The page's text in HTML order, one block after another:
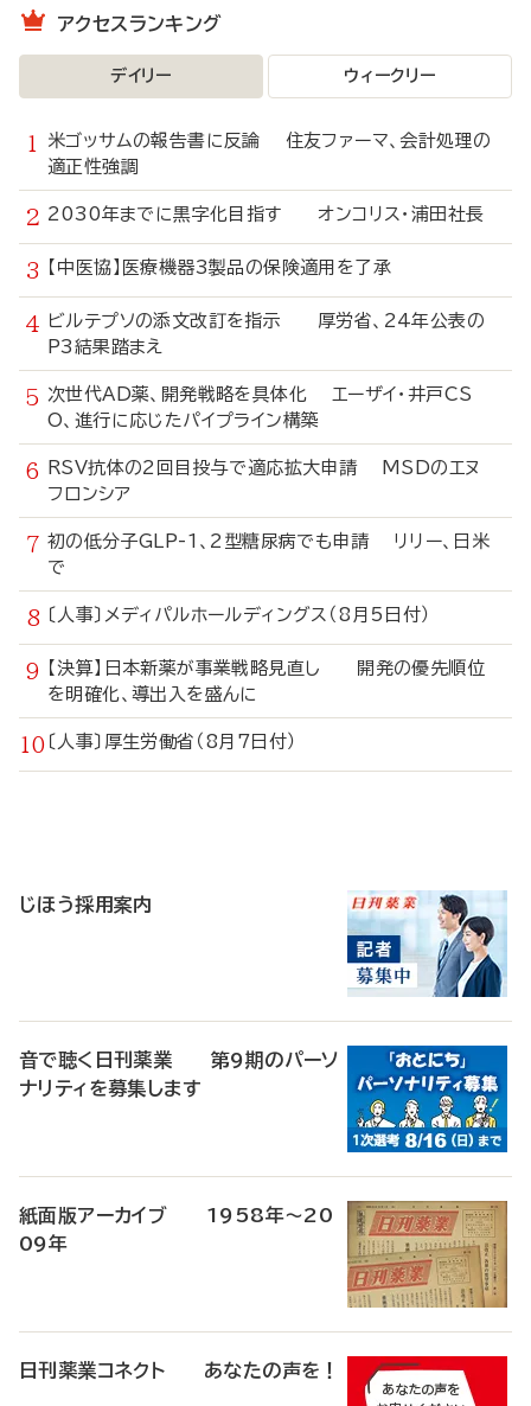
アクセスランキング
デイリー ウィークリー
米ゴッサムの報告書に反論 住友ファーマ、会計処理の
適正性強調
2030年までに黒字化目指す オンコリス・浦田社長
【中医協】医療機器3製品の保険適用を了承
ビルテプソの添文改訂を指示 厚労省、24年公表の
P3結果踏まえ
次世代AD薬、開発戦略を具体化 エーザイ・井戸CS
O、進行に応じたパイプライン構築
RSV抗体の2回目投与で適応拡大申請 MSDのエヌ
フロンシア
初の低分子GLP-1、2型糖尿病でも申請 リリー、日米
で
〔人事〕メディパルホールディングス（8月5日付）
【決算】日本新薬が事業戦略見直し 開発の優先順位
を明確化、導出入を盛んに
〔人事〕厚生労働省（8月7日付）
じほう採用案内
音で聴く日刊薬業 第9期のパーソ
ナリティを募集します
紙面版アーカイブ 1958年～20
09年
日刊薬業コネクト あなたの声を！